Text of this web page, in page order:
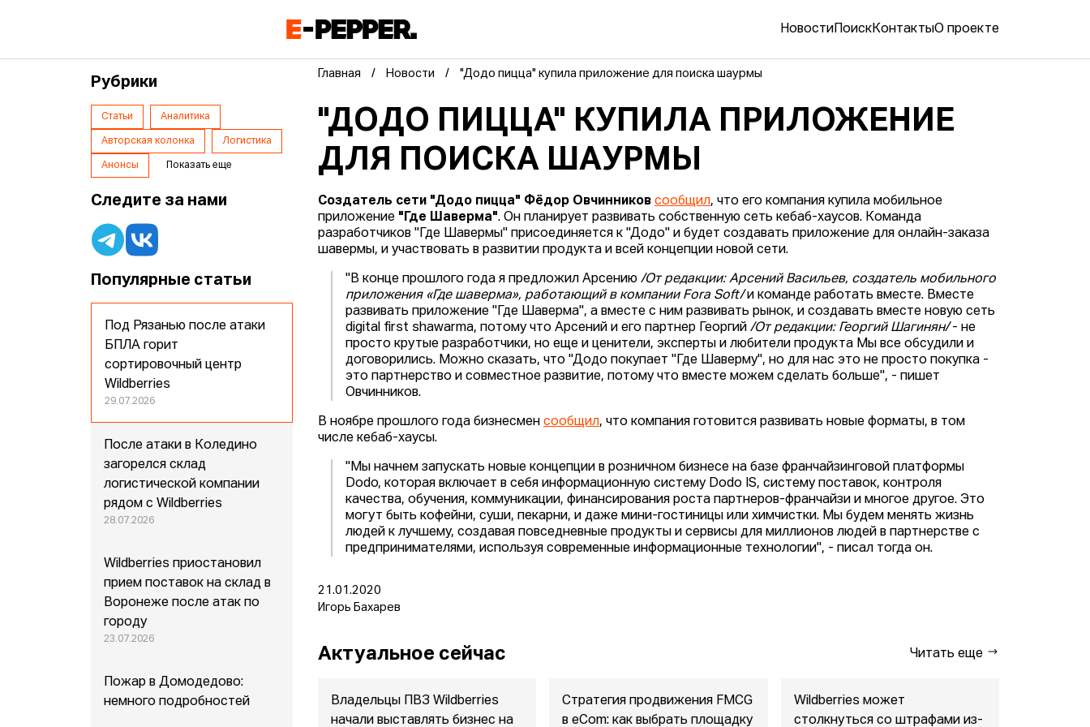
Новости ПоискКонтактыО проекте
Главная Новости "Додо пицца" купила приложение для поиска шаурмы
"ДОДО ПИЦЦА" КУПИЛА ПРИЛОЖЕНИЕ
ДЛЯ ПОИСКА ШАУРМЫ
Создатель сети "Додо пицца" Фёдор Овчинников сообщил, что его компания купила мобильное
приложение "Где Шаверма". Он планирует развивать собственную сеть кебаб-хаусов. Команда
разработчиков "Где Шавермы" присоединяется к "Додо" и будет создавать приложение для онлайн-заказа
шавермы, и участвовать в развитии продукта и всей концепции новой сети.
"В конце прошлого года я предложил Арсению/От редакции: Арсений Васильев, создатель мобильного
приложения «Где шаверма», работающий в компании Fora Soft/и команде работать вместе. Вместе
развивать приложение "Где Шаверма", а вместе с ним развивать рынок, и создавать вместе новую сеть
digital first shawarma, потому что Арсений и его партнер Георгий/От редакции: Георгий Шагинян/- не
просто крутые разработчики, но еще и ценители, эксперты и любители продукта Мы все обсудили и
договорились. Можно сказать, что "Додо покупает "Где Шаверму", но для нас это не просто покупка -
это партнерство и совместное развитие, потому что вместе можем сделать больше", - пишет
Овчинников.
В ноябре прошлого года бизнесменсообщил, что компания готовится развивать новые форматы, в том
числе кебаб-хаусы.
"Мы начнем запускать новые концепции в розничном бизнесе на базе франчайзинговой платформы
Dodo, которая включает в себя информационную систему Dodo IS, систему поставок, контроля
качества, обучения, коммуникации, финансирования роста партнеров-франчайзи и многое другое. Это
могут быть кофейни, суши, пекарни, и даже мини-гостиницы или химчистки. Мы будем менять жизнь
людей к лучшему, создавая повседневные продукты и сервисы для миллионов людей в партнерстве с
предпринимателями, используя современные информационные технологии", - писал тогда он.
21.01.2020
Игорь Бахарев
Актуальное сейчас Читать еще
Владельцы ПВЗ Wildberries
начали выставлять бизнес на
Стратегия продвижения FMCG
в eСom: как выбрать площадку
Wildberries может
столкнуться со штрафами из-
Рубрики
Статьи Аналитика
Авторская колонка Логистика
Анонсы Показать еще
Следите за нами
Популярные статьи
Под Рязанью после атаки
БПЛА горит
сортировочный центр
Wildberries
29.07.2026
После атаки в Коледино
загорелся склад
логистической компании
рядом с Wildberries
28.07.2026
Wildberries приостановил
прием поставок на склад в
Воронеже после атак по
городу
23.07.2026
Пожар в Домодедово:
немного подробностей